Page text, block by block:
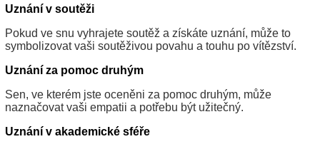
Uznání v soutěži
Pokud ve snu vyhrajete soutěž a získáte uznání, může to
symbolizovat vaši soutěživou povahu a touhu po vítězství.
Uznání za pomoc druhým
Sen, ve kterém jste oceněni za pomoc druhým, může
naznačovat vaši empatii a potřebu být užitečný.
Uznání v akademické sféře